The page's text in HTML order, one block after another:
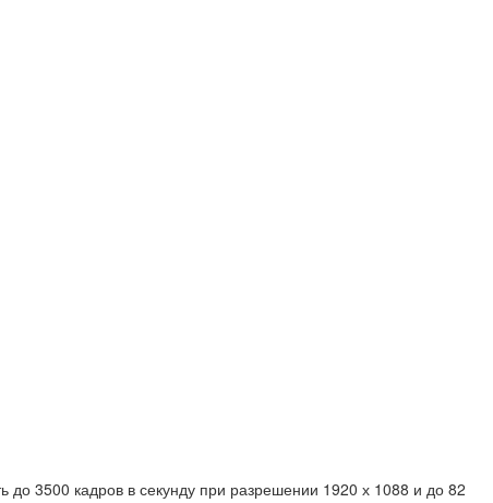
3500 кадров в секунду при разрешении 1920 х 1088 и до 82